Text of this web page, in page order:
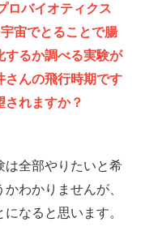
ロバイオティクス
宙でとることで腸
するか調べる実験が
さんの飛行時期です
されますか？
は全部やりたいと希
わかりませんが、
なると思います。